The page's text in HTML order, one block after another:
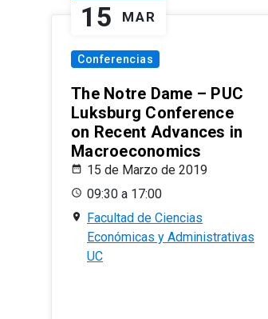
15 MAR
Conferencias
The Notre Dame – PUC
Luksburg Conference
on Recent Advances in
Macroeconomics
15 de Marzo de 2019
09:30 a 17:00
Facultad de Ciencias
Económicas y Administrativas
UC